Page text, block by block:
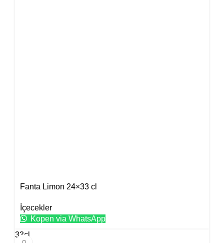
Fanta Limon 24×33 cl
İçecekler
Kopen via WhatsApp
33cl